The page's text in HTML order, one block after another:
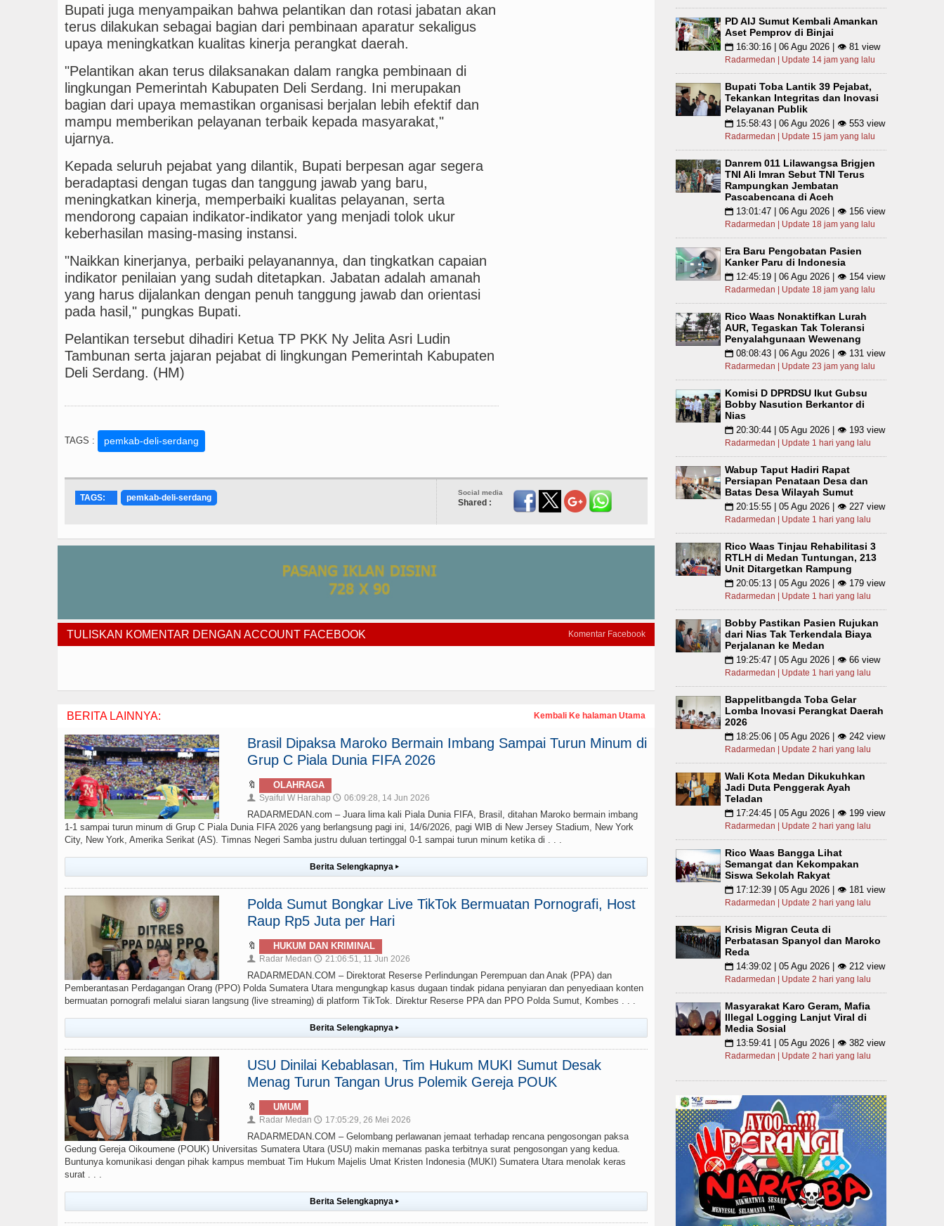
Bupati juga menyampaikan bahwa pelantikan dan rotasi jabatan akan
terus dilakukan sebagai bagian dari pembinaan aparatur sekaligus
upaya meningkatkan kualitas kinerja perangkat daerah.
"Pelantikan akan terus dilaksanakan dalam rangka pembinaan di
lingkungan Pemerintah Kabupaten Deli Serdang. Ini merupakan
bagian dari upaya memastikan organisasi berjalan lebih efektif dan
mampu memberikan pelayanan terbaik kepada masyarakat,"
ujarnya.
Kepada seluruh pejabat yang dilantik, Bupati berpesan agar segera
beradaptasi dengan tugas dan tanggung jawab yang baru,
meningkatkan kinerja, memperbaiki kualitas pelayanan, serta
mendorong capaian indikator-indikator yang menjadi tolok ukur
keberhasilan masing-masing instansi.
"Naikkan kinerjanya, perbaiki pelayanannya, dan tingkatkan capaian
indikator penilaian yang sudah ditetapkan. Jabatan adalah amanah
yang harus dijalankan dengan penuh tanggung jawab dan orientasi
pada hasil," pungkas Bupati.
Pelantikan tersebut dihadiri Ketua TP PKK Ny Jelita Asri Ludin
Tambunan serta jajaran pejabat di lingkungan Pemerintah Kabupaten
Deli Serdang. (HM)
TAGS : pemkab-deli-serdang
Social media
Shared :
TAGS: pemkab-deli-serdang
Komentar Facebook
TULISKAN KOMENTAR DENGAN ACCOUNT FACEBOOK
Kembali Ke halaman Utama
BERITA LAINNYA:
Brasil Dipaksa Maroko Bermain Imbang Sampai Turun Minum di
Grup C Piala Dunia FIFA 2026
🔖 OLAHRAGA
👤 Syaiful W Harahap 🕔 06:09:28, 14 Jun 2026
RADARMEDAN.com – Juara lima kali Piala Dunia FIFA, Brasil, ditahan Maroko bermain imbang
1-1 sampai turun minum di Grup C Piala Dunia FIFA 2026 yang berlangsung pagi ini, 14/6/2026, pagi WIB di New Jersey Stadium, New York
City, New York, Amerika Serikat (AS). Timnas Negeri Samba justru duluan tertinggal 0-1 sampai turun minum ketika di . . .
Berita Selengkapnya ▸
Polda Sumut Bongkar Live TikTok Bermuatan Pornografi, Host
Raup Rp5 Juta per Hari
🔖 HUKUM DAN KRIMINAL
👤 Radar Medan 🕔 21:06:51, 11 Jun 2026
RADARMEDAN.COM – Direktorat Reserse Perlindungan Perempuan dan Anak (PPA) dan
Pemberantasan Perdagangan Orang (PPO) Polda Sumatera Utara mengungkap kasus dugaan tindak pidana penyiaran dan penyediaan konten
bermuatan pornografi melalui siaran langsung (live streaming) di platform TikTok. Direktur Reserse PPA dan PPO Polda Sumut, Kombes . . .
Berita Selengkapnya ▸
USU Dinilai Kebablasan, Tim Hukum MUKI Sumut Desak
Menag Turun Tangan Urus Polemik Gereja POUK
🔖 UMUM
👤 Radar Medan 🕔 17:05:29, 26 Mei 2026
RADARMEDAN.COM – Gelombang perlawanan jemaat terhadap rencana pengosongan paksa
Gedung Gereja Oikoumene (POUK) Universitas Sumatera Utara (USU) makin memanas paska terbitnya surat pengosongan yang kedua.
Buntunya komunikasi dengan pihak kampus membuat Tim Hukum Majelis Umat Kristen Indonesia (MUKI) Sumatera Utara menolak keras
surat . . .
Berita Selengkapnya ▸
PD AIJ Sumut Kembali Amankan
Aset Pemprov di Binjai
📅 16:30:16 | 06 Agu 2026 | 👁 81 view
Radarmedan | Update 14 jam yang lalu
Bupati Toba Lantik 39 Pejabat,
Tekankan Integritas dan Inovasi
Pelayanan Publik
📅 15:58:43 | 06 Agu 2026 | 👁 553 view
Radarmedan | Update 15 jam yang lalu
Danrem 011 Lilawangsa Brigjen
TNI Ali Imran Sebut TNI Terus
Rampungkan Jembatan
Pascabencana di Aceh
📅 13:01:47 | 06 Agu 2026 | 👁 156 view
Radarmedan | Update 18 jam yang lalu
Era Baru Pengobatan Pasien
Kanker Paru di Indonesia
📅 12:45:19 | 06 Agu 2026 | 👁 154 view
Radarmedan | Update 18 jam yang lalu
Rico Waas Nonaktifkan Lurah
AUR, Tegaskan Tak Toleransi
Penyalahgunaan Wewenang
📅 08:08:43 | 06 Agu 2026 | 👁 131 view
Radarmedan | Update 23 jam yang lalu
Komisi D DPRDSU Ikut Gubsu
Bobby Nasution Berkantor di
Nias
📅 20:30:44 | 05 Agu 2026 | 👁 193 view
Radarmedan | Update 1 hari yang lalu
Wabup Taput Hadiri Rapat
Persiapan Penataan Desa dan
Batas Desa Wilayah Sumut
📅 20:15:55 | 05 Agu 2026 | 👁 227 view
Radarmedan | Update 1 hari yang lalu
Rico Waas Tinjau Rehabilitasi 3
RTLH di Medan Tuntungan, 213
Unit Ditargetkan Rampung
📅 20:05:13 | 05 Agu 2026 | 👁 179 view
Radarmedan | Update 1 hari yang lalu
Bobby Pastikan Pasien Rujukan
dari Nias Tak Terkendala Biaya
Perjalanan ke Medan
📅 19:25:47 | 05 Agu 2026 | 👁 66 view
Radarmedan | Update 1 hari yang lalu
Bappelitbangda Toba Gelar
Lomba Inovasi Perangkat Daerah
2026
📅 18:25:06 | 05 Agu 2026 | 👁 242 view
Radarmedan | Update 2 hari yang lalu
Wali Kota Medan Dikukuhkan
Jadi Duta Penggerak Ayah
Teladan
📅 17:24:45 | 05 Agu 2026 | 👁 199 view
Radarmedan | Update 2 hari yang lalu
Rico Waas Bangga Lihat
Semangat dan Kekompakan
Siswa Sekolah Rakyat
📅 17:12:39 | 05 Agu 2026 | 👁 181 view
Radarmedan | Update 2 hari yang lalu
Krisis Migran Ceuta di
Perbatasan Spanyol dan Maroko
Reda
📅 14:39:02 | 05 Agu 2026 | 👁 212 view
Radarmedan | Update 2 hari yang lalu
Masyarakat Karo Geram, Mafia
Illegal Logging Lanjut Viral di
Media Sosial
📅 13:59:41 | 05 Agu 2026 | 👁 382 view
Radarmedan | Update 2 hari yang lalu